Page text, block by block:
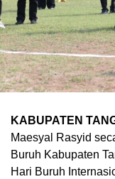
KABUPATEN
Maesyal Rasyid
Buruh Kabupaten
Hari Buruh